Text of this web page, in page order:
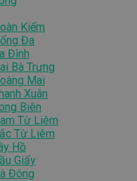
Kiếm
Đa
Đình
Bà Trưng
Mai
Xuân
Biên
Từ Liêm
Từ Liêm
Hồ
Giấy
Đông